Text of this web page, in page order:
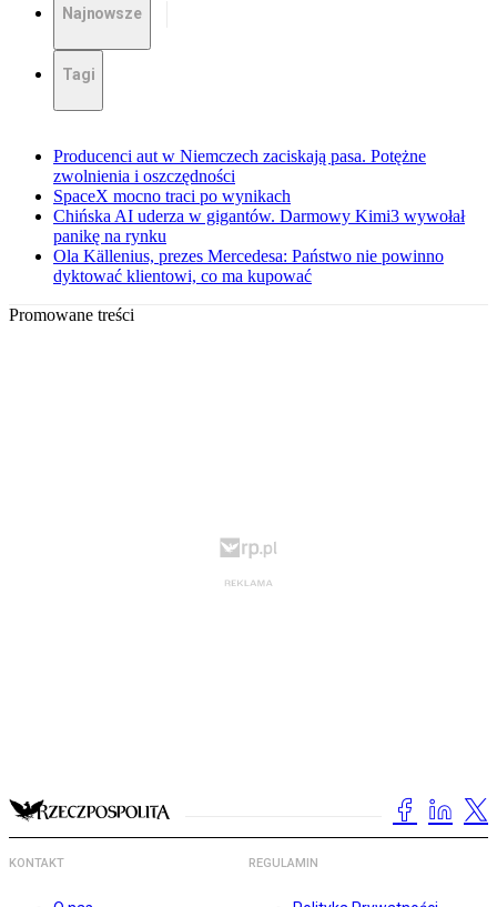
Najnowsze
Tagi
Producenci aut w Niemczech zaciskają pasa. Potężne
zwolnienia i oszczędności
SpaceX mocno traci po wynikach
Chińska AI uderza w gigantów. Darmowy Kimi3 wywołał
panikę na rynku
Ola Källenius, prezes Mercedesa: Państwo nie powinno
dyktować klientowi, co ma kupować
Promowane treści
KONTAKT REGULAMIN